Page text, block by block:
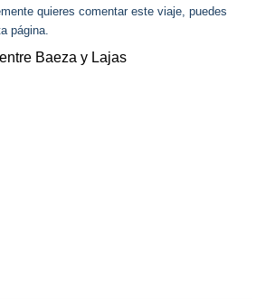
quieres comentar este viaje, puedes
página.
Baeza y Lajas